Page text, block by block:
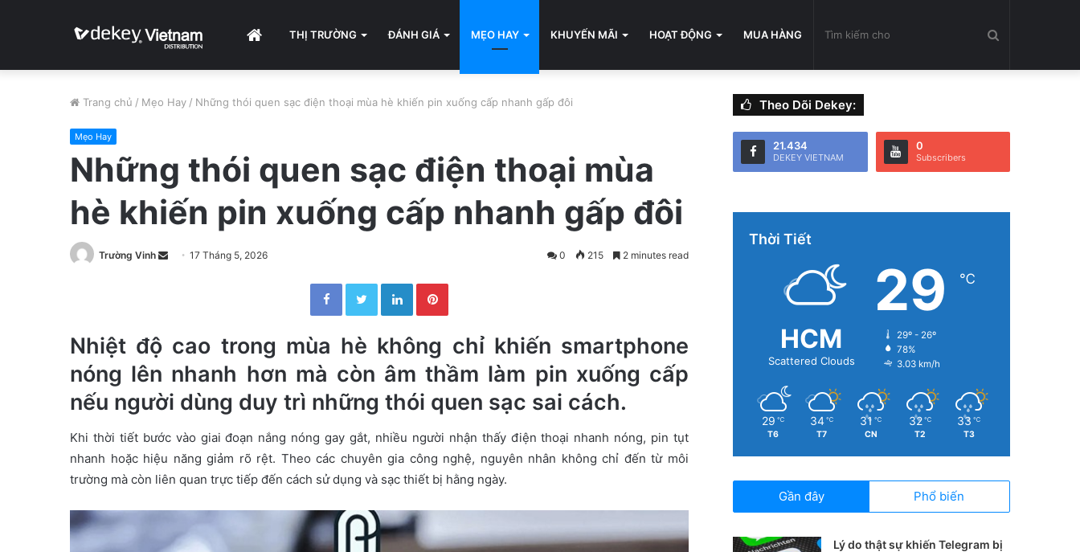
HOMETHỊ TRƯỜNG ĐÁNH GIÁ MẸO HAY KHUYẾN MÃI HOẠT ĐỘNG MUA HÀNG
cho
Trang chủ / Mẹo Hay / Những thói quen sạc điện thoại mùa hè khiến pin xuống cấp nhanh gấp đôi
Mẹo Hay
Những thói quen sạc điện thoại mùa
hè khiến pin xuống cấp nhanh gấp đôi
Trường Vinh
n
e
m
a
17 Tháng 5, 2026 0 215 2 minutes read
Facebook Twitter LinkedIn
Nhiệt độ cao trong mùa hè không chỉ khiến smartphone
nóng lên nhanh hơn mà còn âm thầm làm pin xuống cấp
nếu người dùng duy trì những thói quen sạc sai cách.
Khi thời tiết bước vào giai đoạn nắng nóng gay gắt, nhiều người nhận thấy điện thoại nhanh nóng, pin tụt
nhanh hoặc hiệu năng giảm rõ rệt. Theo các chuyên gia công nghệ, nguyên nhân không chỉ đến từ môi
trường mà còn liên quan trực tiếp đến cách sử dụng và sạc thiết bị hằng ngày.
Theo Dõi Dekey:
21.434
DEKEY VIETNAM
0
Subscribers
Thời Tiết
HCM
Scattered Clouds
29 ℃
29º - 26º
78%
3.03 km/h
29 ℃
T6
34 ℃
T7
31 ℃
CN
32 ℃
T2
33 ℃
T3
Gần đây Phổ biến
Lý do thật sự khiến Telegram bị